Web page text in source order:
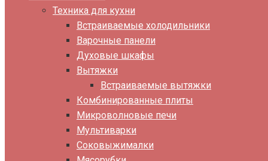
Техника для кухни
Встраиваемые холодильники
Варочные панели
Духовые шкафы
Вытяжки
Встраиваемые вытяжки
Комбинированные плиты
Микроволновые печи
Мультиварки
Соковыжималки